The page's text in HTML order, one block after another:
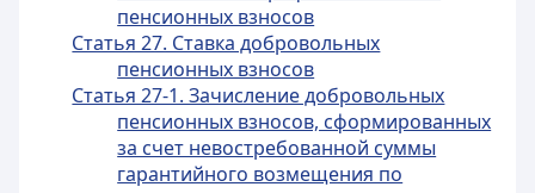
пенсионных взносов
Статья 27. Ставка добровольных
пенсионных взносов
Статья 27-1. Зачисление добровольных
пенсионных взносов, сформированных
за счет невостребованной суммы
гарантийного возмещения по